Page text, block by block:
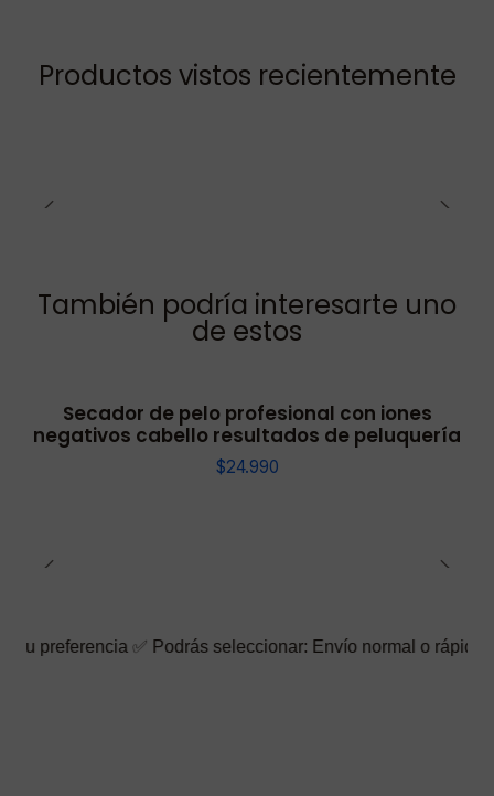
Productos vistos recientemente
También podría interesarte uno
de estos
Secador de pelo profesional con iones
negativos cabello resultados de peluquería
$24.990
seleccionar: Envío normal o rápido ☑️ También